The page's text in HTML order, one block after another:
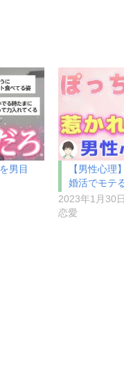
男目
【男性心理
婚活でモテ
2023年1月30
恋愛